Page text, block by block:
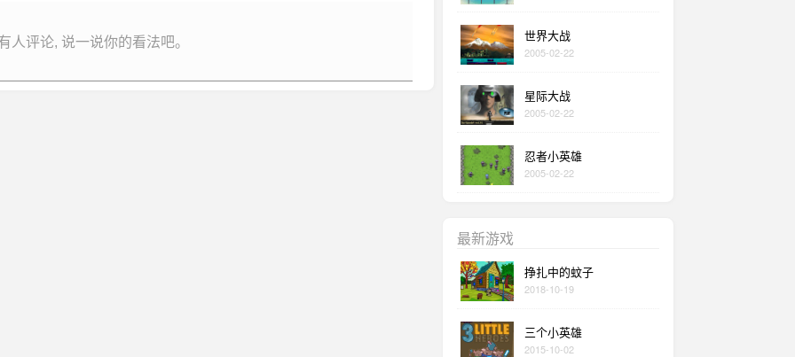
人评论, 说一说你的看法吧。 世界大战
2005-02-22
星际大战
2005-02-22
忍者小英雄
2005-02-22
最新游戏
挣扎中的蚊子
2018-10-19
三个小英雄
2015-10-02